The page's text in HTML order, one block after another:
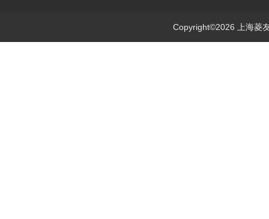
Copyright©2026 上海菱